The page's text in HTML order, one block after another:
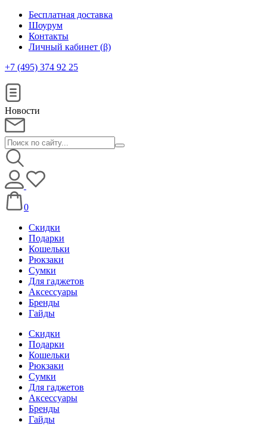
Бесплатная доставка
Шоурум
Контакты
Личный кабинет (β)
+7 (495) 374 92 25
Новости
0
Скидки
Подарки
Кошельки
Рюкзаки
Сумки
Для гаджетов
Аксессуары
Бренды
Гайды
Скидки
Подарки
Кошельки
Рюкзаки
Сумки
Для гаджетов
Аксессуары
Бренды
Гайды